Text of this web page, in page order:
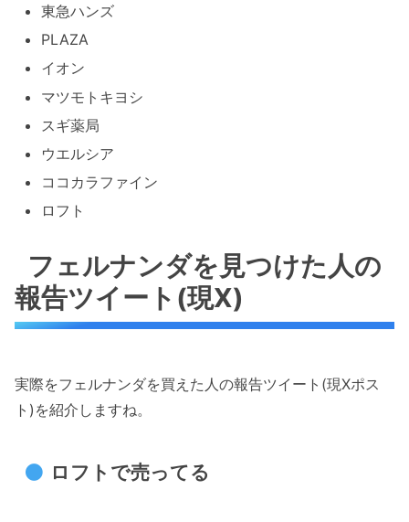
東急ハンズ
PLAZA
イオン
マツモトキヨシ
スギ薬局
ウエルシア
ココカラファイン
ロフト
フェルナンダを見つけた人の
報告ツイート(現X)
実際をフェルナンダを買えた人の報告ツイート(現Xポス
ト)を紹介しますね。
ロフトで売ってる